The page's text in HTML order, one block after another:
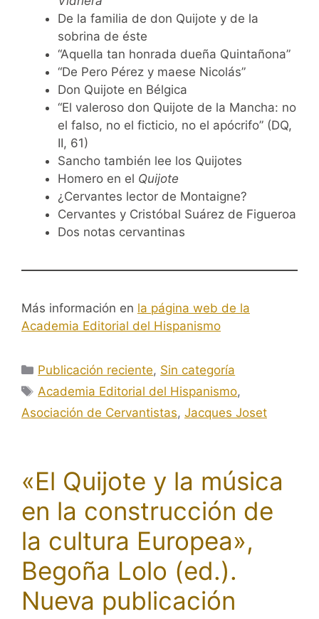
De la familia de don Quijote y de la
sobrina de éste
“Aquella tan honrada dueña Quintañona”
“De Pero Pérez y maese Nicolás”
Don Quijote en Bélgica
“El valeroso don Quijote de la Mancha: no
el falso, no el ficticio, no el apócrifo” (DQ,
II, 61)
Sancho también lee los Quijotes
Homero en el Quijote
¿Cervantes lector de Montaigne?
Cervantes y Cristóbal Suárez de Figueroa
Dos notas cervantinas
Más información en la página web de la
Academia Editorial del Hispanismo
Categorías
Publicación reciente, Sin categoría
Etiquetas
Academia Editorial del Hispanismo,
Asociación de Cervantistas, Jacques Joset
«El Quijote y la música
en la construcción de
la cultura Europea»,
Begoña Lolo (ed.).
Nueva publicación